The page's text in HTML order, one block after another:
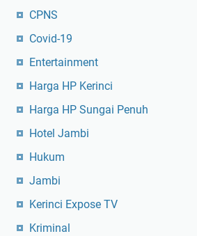
CPNS
Covid-19
Entertainment
Harga HP Kerinci
Harga HP Sungai Penuh
Hotel Jambi
Hukum
Jambi
Kerinci Expose TV
Kriminal